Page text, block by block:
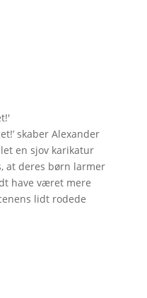
'
skaber Alexander
en sjov karikatur
at deres børn larmer
have været mere
lidt rodede